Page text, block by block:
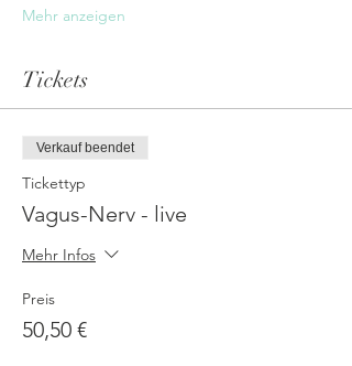
Mehr anzeigen
Tickets
Verkauf beendet
Tickettyp
Vagus-Nerv - live
Mehr Infos
Preis
50,50 €